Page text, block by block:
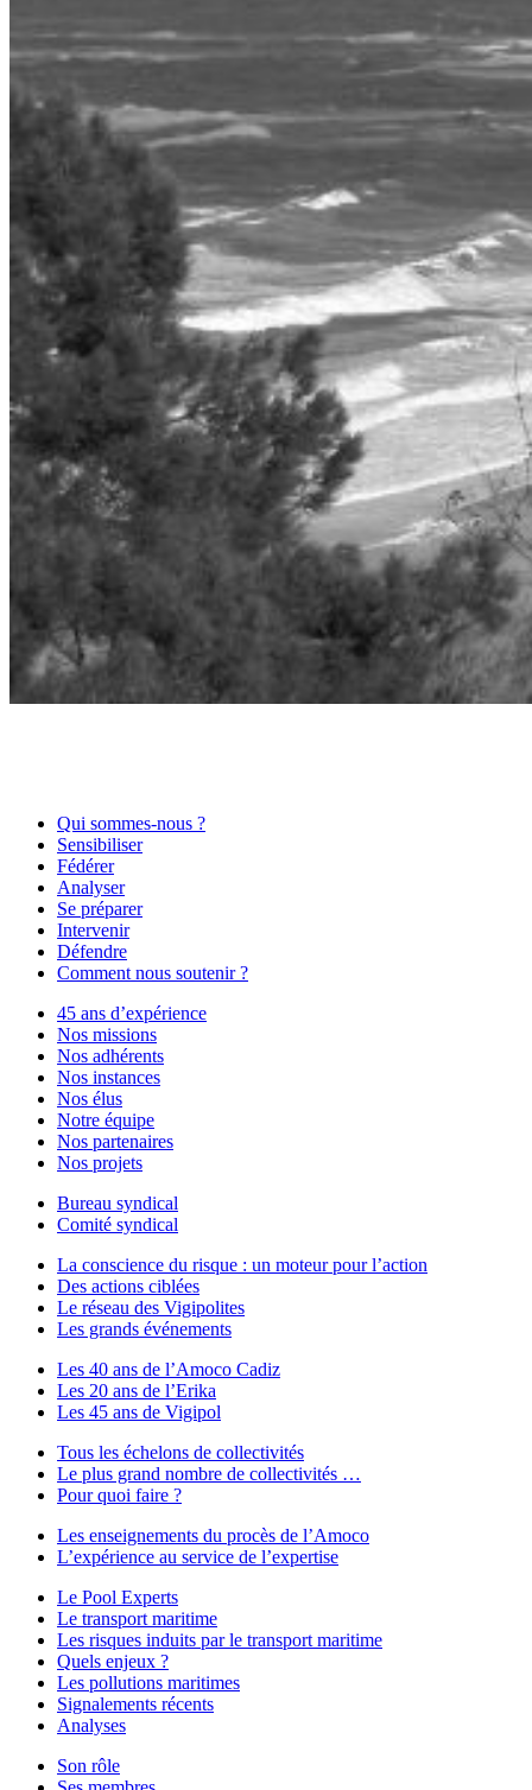
Qui sommes-nous ?
Sensibiliser
Fédérer
Analyser
Se préparer
Intervenir
Défendre
Comment nous soutenir ?
45 ans d’expérience
Nos missions
Nos adhérents
Nos instances
Nos élus
Notre équipe
Nos partenaires
Nos projets
Bureau syndical
Comité syndical
La conscience du risque : un moteur pour l’action
Des actions ciblées
Le réseau des Vigipolites
Les grands événements
Les 40 ans de l’Amoco Cadiz
Les 20 ans de l’Erika
Les 45 ans de Vigipol
Tous les échelons de collectivités
Le plus grand nombre de collectivités …
Pour quoi faire ?
Les enseignements du procès de l’Amoco
L’expérience au service de l’expertise
Le Pool Experts
Le transport maritime
Les risques induits par le transport maritime
Quels enjeux ?
Les pollutions maritimes
Signalements récents
Analyses
Son rôle